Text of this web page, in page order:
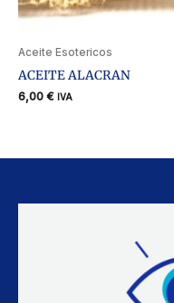
Aceite Esotericos
ACEITE ALACRAN
6,00 € IVA